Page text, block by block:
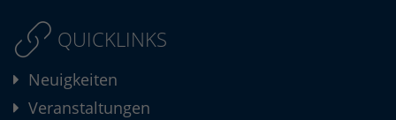
QUICKLINKS
Neuigkeiten
Veranstaltungen